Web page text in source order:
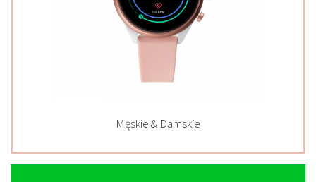
Męskie & Damskie